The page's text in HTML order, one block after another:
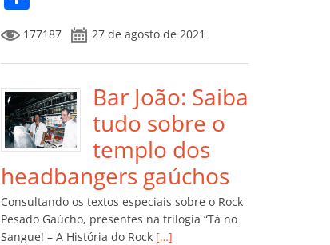
e
b
o
o
k
itt
er l s
A
p
p
e
dI
n
gl
e
Cl
a
ss
ro
o
m
Li
n
k
o
m
p
ar
til
h
ar
177187 27 de agosto de 2021
Bar João: Saiba
tudo sobre o
templo dos
headbangers gaúchos
Consultando os textos especiais sobre o Rock
Pesado Gaúcho, presentes na trilogia “Tá no
Sangue! – A História do Rock […]